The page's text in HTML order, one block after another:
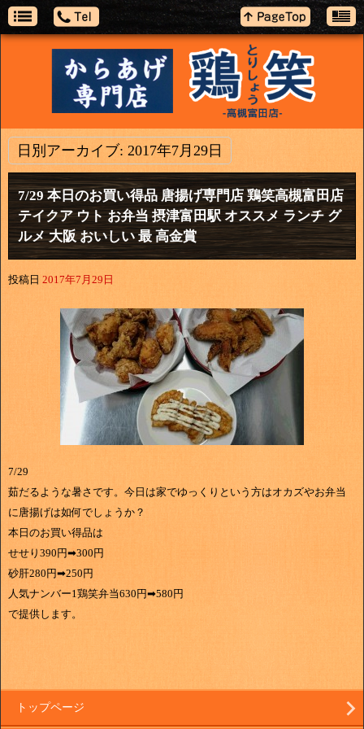
日別アーカイブ: 2017年7月29日
7/29 本日のお買い得品 唐揚げ専門店 鶏笑高槻富田店
テイクア ウト お弁当 摂津富田駅 オススメ ランチ グ
ルメ 大阪 おいしい 最 高金賞
投稿日 2017年7月29日
7/29
茹だるような暑さです。今日は家でゆっくりという方はオカズやお弁当
に唐揚げは如何でしょうか？
本日のお買い得品は
せせり390円➡300円
砂肝280円➡250円
人気ナンバー1鶏笑弁当630円➡580円
で提供します。
トップページ